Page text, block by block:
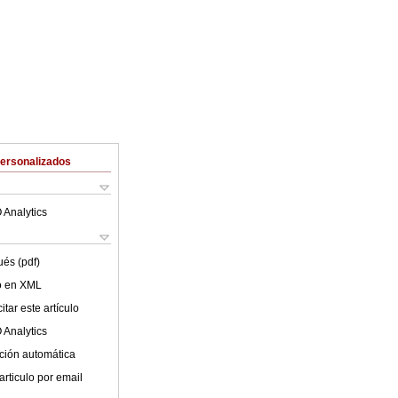
Analytics
(pdf)
en XML
este artículo
Analytics
automática
por email